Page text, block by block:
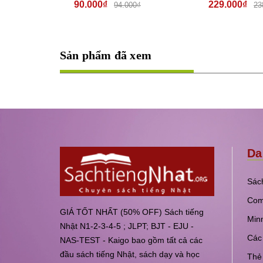
229.000₫ 238.000₫ 65.000₫
Sản phẩm đã xem
GIÁ TỐT NHẤT (50% OFF) Sách tiếng
Nhật N1-2-3-4-5 ; JLPT; BJT - EJU -
NAS-TEST - Kaigo bao gồm tất cả các
đầu sách tiếng Nhật, sách dạy và học